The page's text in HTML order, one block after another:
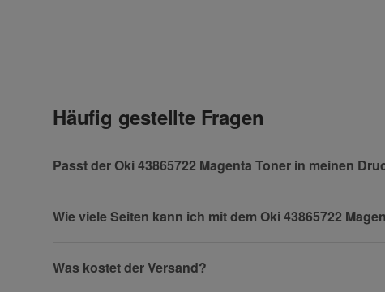
Häufig gestellte Fragen
Passt der Oki 43865722 Magenta Toner in meinen
Wie viele Seiten kann ich mit dem Oki 43865722
Was kostet der Versand?